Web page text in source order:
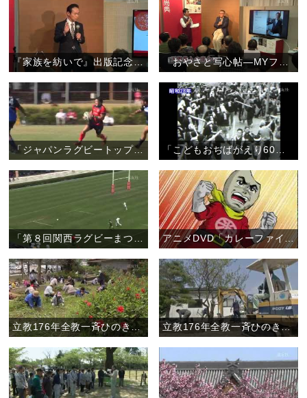
「ジャパンラグビートップリーグ奈良県初開催 〝親里で天理出身の選手が凱旋試合〟」（10月19日） 「こどもおぢばがえり60周年記念 こどもおぢばがえりの元をたずねて」
「第８回関西ラグビーまつり ルポ『花園で伝説の名勝負 再び』」 アニメDVD「カレーファイブ」第２弾！
立教176年全教一斉ひのきしんデー・鹿児島教区大島支部 （4月29日） 立教176年全教一斉ひのきしんデー・長野教区松筑支部 （4月29日）